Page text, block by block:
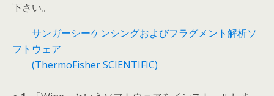
下さい。
サンガーシーケンシングおよびフラグメント解析ソ
フトウェア
(ThermoFisher SCIENTIFIC)